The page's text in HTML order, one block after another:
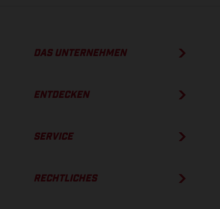
DAS UNTERNEHMEN
ENTDECKEN
SERVICE
RECHTLICHES